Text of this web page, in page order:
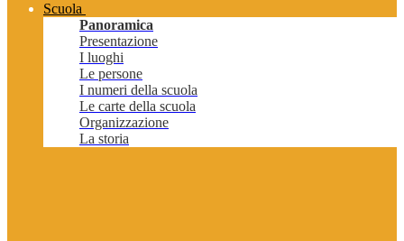
Scuola
Panoramica
Presentazione
I luoghi
Le persone
I numeri della scuola
Le carte della scuola
Organizzazione
La storia